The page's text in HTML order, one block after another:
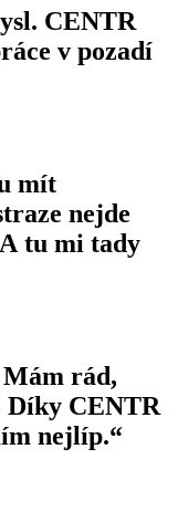
CENTR
v pozadí
mít
nejde
tu mi tady
Mám rád,
CENTR
nejlíp.“